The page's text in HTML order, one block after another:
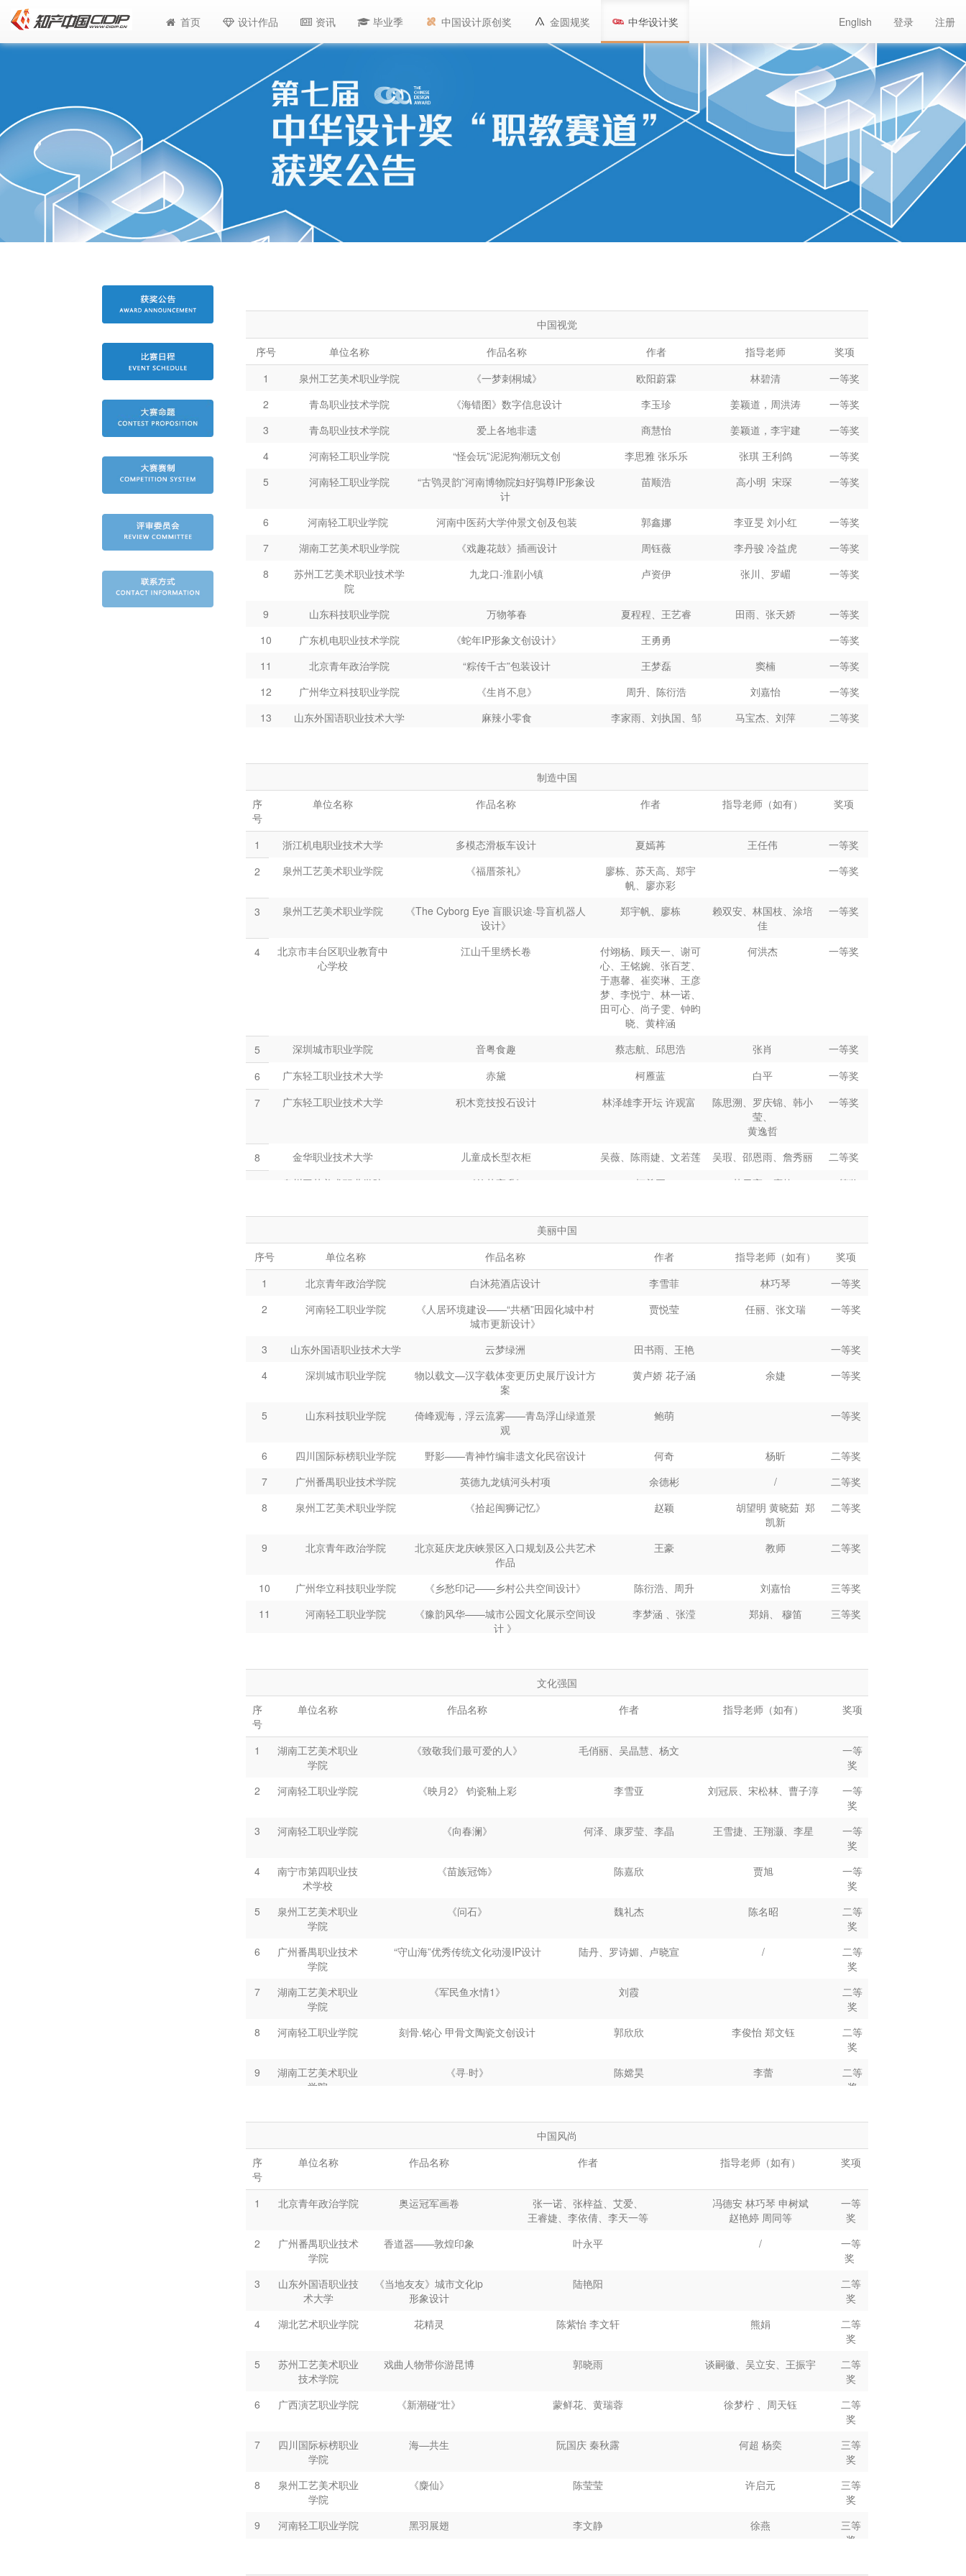
首页 设计作品 资讯 毕业季 中国设计原创奖 金圆规奖 中华设计奖 English 登录 注册
中国视觉
序号
单位名称 作品名称 作者 指导老师
奖项
1
泉州工艺美术职业学院 《一梦刺桐城》 欧阳蔚霖 林碧清
一等奖
2
青岛职业技术学院 《海错图》数字信息设计 李玉珍 姜颖道，周洪涛
一等奖
3
青岛职业技术学院 爱上各地非遗 商慧怡 姜颖道，李宇建
一等奖
4
河南轻工职业学院 “怪会玩”泥泥狗潮玩文创 李思雅 张乐乐 张琪 王利鸽
一等奖
5
河南轻工职业学院
“古鸮灵韵”河南博物院妇好鴞尊IP形象设
计
苗顺浩 高小明 宋琛 一等奖
6 河南轻工职业学院 河南中医药大学仲景文创及包装 郭鑫娜 李亚旻 刘小红
一等奖
7
湖南工艺美术职业学院 《戏趣花鼓》插画设计 周钰薇 李丹骏 冷益虎
一等奖
8
苏州工艺美术职业技术学
院
九龙⼝-淮剧⼩镇 卢资伊 张川、罗嵋 一等奖
9 山东科技职业学院 万物筝春 夏程程、王艺睿 田雨、张天娇
一等奖
10
广东机电职业技术学院 《蛇年IP形象文创设计》 王勇勇
一等奖
11
北京青年政治学院 “粽传千古”包装设计 王梦磊 窦楠
一等奖
12
广州华立科技职业学院 《生肖不息》 周升、陈衍浩 刘嘉怡
一等奖
13
山东外国语职业技术大学 麻辣小零食
李家雨、刘执国、邹
马宝杰、刘萍 二等奖
16
中山市中等专业学校 潮流先行 宛明珠、叶倩怡
二等奖
17
广州现代信息工程职业技
术学院
流光彩颜 曾凡燚 王岩 二等奖
广州现代信息工程职业技
华夏古韵 王岩 二等奖
河南轻工职业学院 《小夕的七夕节》 黄方 支茵 金鑫 张玉梅
二等奖
20
河南轻工职业学院 胡佳音 郑洋洋
王佳鑫
孙旋 马自强
河南轻工职业学院 《喵赛克》宠物食品 谭秋月 张琪 王利鸽
二等奖
兰州职业技术学院 白马族IP设计 刘雨佳、张雅琴 剡娟、谢冰
二等奖
南宁市第四职业技术学校 《柳州螺蛳粉海报》 韩方龑 凌小冰
二等奖
田雨、张天娇
28
山东科技职业学院 枣庄秋艳石榴汁包装设计
二等奖
29
30 北京青年政治学院 菊花白包装设计 王凯鑫 窦楠
二等奖
31
北京青年政治学院 汾韵华章包装设计 徐书硕 窦楠
二等奖
32
北京青年政治学院 国风二次元人物设计 杜子谦 周同
二等奖
广州华立科技职业学院 《纵横天下》 黄昭媛 姜兵，陈改梅
二等奖
浙江纺织服装职业技术学
妇好鸮尊新年特辑 吕晓芬,彭霞 毛明,姚大斌 三等奖
山东外国语职业技术大学 虎萌萌IP形象设计 张金宇
三等奖
四川国际标榜职业学院 重塑记忆-绵竹现代图案设计 李明月 周亚男
三等奖
37
四川国际标榜职业学院 悦-四川民乐文创设计 张楠
三等奖
ABERRANT WEATHER IP形象设计
39
四川国际标榜职业学院 IP形象设计 卢俊菘 周亚男
三等奖
40
四川国际标榜职业学院 实录敦煌-插画设计 葛一川 周亚男
三等奖
41
四川国际标榜职业学院 春分秋分 耿晨晨 李兰
三等奖
泉州工艺美术职业学院 《古港遗珍》
三等奖
三乡茶果文创设计
44
河南轻工职业学院 《怀然》手工植物染手做 谢雅妮 李文 王辉
三等奖
45
河南轻工职业学院 《南澳海胆粽》包装设计
陈子怡、牛清田、王
郑格槿、刘小红 三等奖
48
河南轻工职业学院 小小设计师 刘芳园、宋子铭 刘媛
三等奖
49
河南轻工职业学院 韵豫新境 单世豪 邹宇
三等奖
河南轻工职业学院
三等奖
广西演艺职业学院 广西柳州“螺校长”螺蛳粉品牌设计
项军桥，苏小岸，兰
陆娟娟、郭永宁 三等奖
山东科技职业学院 《中华传统文化-二十四节气》 满莹菲 张天娇,田雨
三等奖
三等奖
广东机电职业技术学院 《茶韵山水包装设计》 梁子翔、何舒朗 郑龙伟
三等奖
湖南工艺美术职业学院 《不能说的秘密》
三等奖
广州华立科技职业学院 三等奖
制造中国
序
号
单位名称 作品名称 作者 指导老师（如有） 奖项
1 浙江机电职业技术大学 多模态滑板车设计 夏嫣苒 王任伟
一等奖
2
泉州工艺美术职业学院 《福厝茶礼》
廖栋、苏天高、郑宇
帆、廖亦彩
一等奖
3 泉州工艺美术职业学院
《The Cyborg Eye 盲眼识途·导盲机器人
设计》
郑宇帆、廖栋
赖双安、林国枝、涂培
佳
一等奖
4
北京市丰台区职业教育中
心学校
江山千里绣长卷
付翊杨、顾天一、谢可
心、王铭婉、张百芝、
于惠馨、崔奕琳、王彦
梦、李悦宁、林一诺、
田可心、尚子雯、钟昀
晓、黄梓涵
何洪杰 一等奖
5 深圳城市职业学院 音粤食趣 蔡志航、邱思浩 张肖
一等奖
6
广东轻工职业技术大学 赤黛 柯雁蓝 白平
一等奖
7
广东轻工职业技术大学 积木竞技投石设计 林泽雄李开坛 许观富
陈思溯、罗庆锦、韩小
莹、
黄逸哲
一等奖
8 金华职业技术大学 儿童成长型衣柜 吴薇、陈雨婕、文若莲 吴瑕、邵恩雨、詹秀丽
二等奖
泉州工艺美术职业学院 《竹节高升》 柯尊臣 苏天高、廖栋
二等奖
11 中山市中等专业学校 飘色印象 曾惕惕、徐庄欣
二等奖
12
汕头职业技术学院 “清荷唐韵”工夫茶具 陈思绮 林万蔚
二等奖
13
广东轻工职业技术大学 OrbExpedition--露营电煮锅设计 彭晖轩
陈玫琼，吴焯毅，罗冠
章
二等奖
14 广东机电职业技术学院 猫头鹰摄像头 徐镇亨
二等奖
15
山东外国语职业技术大学 残障儿童滑板设计 亓淑娴、刘孜 武宇、祝洪珍
三等奖
明月
17
泉州工艺美术职业学院 《品味西游》 陈艺玮
三等奖
18
泉州工艺美术职业学院 《花窗观香》 卢燚芳 苏天高、廖栋
三等奖
19
泉州工艺美术职业学院 《竹林春酒》酒具套装 郑宇帆
赖双安、林国枝、涂培
三等奖
东莞职业技术学院 Sxbating老年人淋浴系统 梁烨 陈惠华
三等奖
21
东莞职业技术学院
X-SFAS“舟”——中国航天航空应急救援空
间站
朱奕煌 易熙琼 三等奖
22 汕头职业技术学院 “潮信”文创产品 林万蔚
三等奖
23
汕头职业技术学院 UF智能栽培花盆 张泽楷 林万蔚
三等奖
“智箱净驰者”——智能换箱无人驾驶清扫
味忆宝——老年人调料使用提醒器
26
广州番禺职业技术学院 老有所“衣”——老年人数字智能穿衣系统 张诗墨 徐秋莹 三等奖
美丽中国
序号
单位名称 作品名称 作者 指导老师（如有）
奖项
1
北京青年政治学院 白沐苑酒店设计 李雪菲 林巧琴
一等奖
2
河南轻工职业学院 《人居环境建设——“共栖”田园化城中村
城市更新设计》
贾悦莹 任丽、张文瑞 一等奖
3 山东外国语职业技术大学 云梦绿洲 田书雨、王艳
一等奖
4
深圳城市职业学院 物以载文—汉字载体变更历史展厅设计方
案
黄卢娇 花子涵 余婕 一等奖
5 山东科技职业学院 倚峰观海，浮云流雾——青岛浮山绿道景
观
鲍萌 一等奖
6 四川国际标榜职业学院 野影——青神竹编非遗文化民宿设计 何奇 杨昕
二等奖
7
广州番禺职业技术学院 英德九龙镇河头村项 余德彬 /
二等奖
8
泉州工艺美术职业学院 《拾起闽狮记忆》 赵颖 胡望明 黄晓茹 郑
凯新
二等奖
9 北京青年政治学院
北京延庆龙庆峡景区入口规划及公共艺术
作品
王豪 教师 二等奖
10 广州华立科技职业学院 《乡愁印记——乡村公共空间设计》 陈衍浩、周升 刘嘉怡
三等奖
11
河南轻工职业学院 《豫韵风华——城市公园文化展示空间设
计 》
李梦涵 、张滢 郑娟、 穆笛 三等奖
风而上》
繁芳
14 张以宁
深圳城市职业学院 新型青年社区方案设计
张小珊、郑思媛、杨济
婷、陈晓如
三等奖
16 河南轻工职业学院 龙门幼儿园室内设计方案 石鑫
三等奖
三等奖
18
河南轻工职业学院 户外劳动者驿站设计方案 曹毅王泳淇 范春燕
三等奖
河南轻工职业学院 大别山村落景观改造设计方案 陈文月
三等奖
河南轻工职业学院
芯、陈常安
芳
三等奖
湖南工艺美术职业学院
三等奖
22
山东科技职业学院 静默.迷 王珂
三等奖
情街改造设计
改造设计
羿、黄岚榄
文化强国
序
号
单位名称 作品名称 作者 指导老师（如有） 奖项
1
湖南工艺美术职业
学院
《致敬我们最可爱的人》 毛俏丽、吴晶慧、杨文
一等
奖
2
河南轻工职业学院 《映月2》 钧瓷釉上彩 李雪亚 刘冠辰、宋松林、曹子淳
一等
奖
3
河南轻工职业学院 《向春澜》 何泽、康罗莹、李晶 王雪捷、王翔灏、李星
一等
奖
4
南宁市第四职业技
术学校
《苗族冠饰》 陈嘉欣 贾旭
一等
奖
5
泉州工艺美术职业
学院
《问石》 魏礼杰 陈名昭
二等
奖
6
广州番禺职业技术
学院
“守山海”优秀传统文化动漫IP设计 陆丹、罗诗媚、卢晓宣 /
二等
奖
7
湖南工艺美术职业
学院
《军民鱼水情1 》 刘霞
二等
奖
8
河南轻工职业学院 刻骨.铭心 甲骨文陶瓷文创设计 郭欣欣 李俊怡 郑文钰
二等
奖
9
湖南工艺美术职业
学院
《寻·时》 陈嫦昊 李蕾
二等
奖
术学校
奖
11
广东轻工职业技术
大学
行韵-非遗竹编装置艺术
陈宏杰、黄家荣、李文
刘明、党景贺
二等
奖
12
科尔沁艺术职业学
院
剪纸--清明上河图 郭娜 王丹
二等
奖
学院
奖
学院
奖
校
奖
计
奖
文陶瓷文创设计
奖
奖
奖
技术学院
奖
中国风尚
序
号
单位名称 作品名称 作者 指导老师（如有） 奖项
1 北京青年政治学院 奥运冠军画卷
张一诺、张梓益、艾爱、
王睿婕、李依倩、李天一等
冯德安 林巧琴 申树斌
赵艳婷 周同等
一等
奖
2
广州番禺职业技术
学院
香道器——敦煌印象 叶永平 /
一等
奖
3
山东外国语职业技
术大学
《当地友友》城市文化ip
形象设计
陆艳阳
二等
奖
4
湖北艺术职业学院 花精灵 陈紫怡 李文轩 熊娟
二等
奖
5
苏州工艺美术职业
技术学院
戏曲人物带你游昆博 郭晓雨 谈嗣徽、吴立安、王振宇
二等
奖
6
广西演艺职业学院 《新潮碰“壮》 蒙鲜花、黄瑞蓉 徐梦柠 、周天钰
二等
奖
7
四川国际标榜职业
学院
海—共生 阮国庆 秦秋露 何超 杨奕
三等
奖
8
泉州工艺美术职业
学院
《麋仙》 陈莹莹 许启元
三等
奖
9
河南轻工职业学院 黑羽展翅 李文静 徐燕
三等
奖